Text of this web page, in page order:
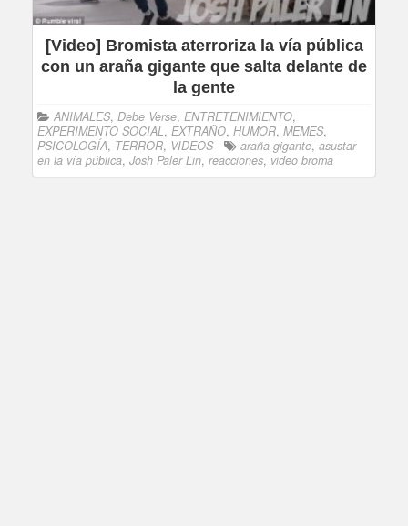
[Video] Bromista aterroriza la vía pública
con un araña gigante que salta delante de
la gente
ANIMALES, Debe Verse, ENTRETENIMIENTO,
EXPERIMENTO SOCIAL, EXTRAÑO, HUMOR, MEMES,
PSICOLOGÍA, TERROR, VIDEOS araña gigante, asustar
en la vía pública, Josh Paler Lin, reacciones, video broma